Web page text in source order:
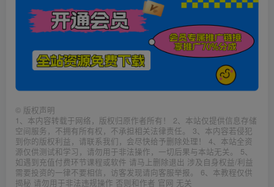
© 版权声明
1、本内容转载于网络，版权归原作者所有！ 2、本站仅提供信息存储
空间服务，不拥有所有权，不承担相关法律责任。 3、本内容若侵犯
到你的版权利益，请联系我们，会尽快给予删除处理！ 4、本站全资
源仅供测试和学习，请勿用于非法操作，一切后果与本站无关。 5、
如遇到充值付费环节课程或软件 请马上删除退出 涉及自身权益/利益
需要投资的一律不要相信，访客发现请向客服举报。 6、本教程仅供
揭秘 请勿用于非法违规操作 否则和作者 官网 无关